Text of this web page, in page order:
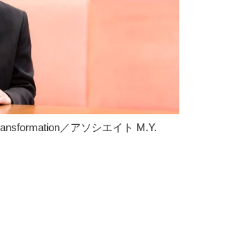
／アソシエイト M.Y.